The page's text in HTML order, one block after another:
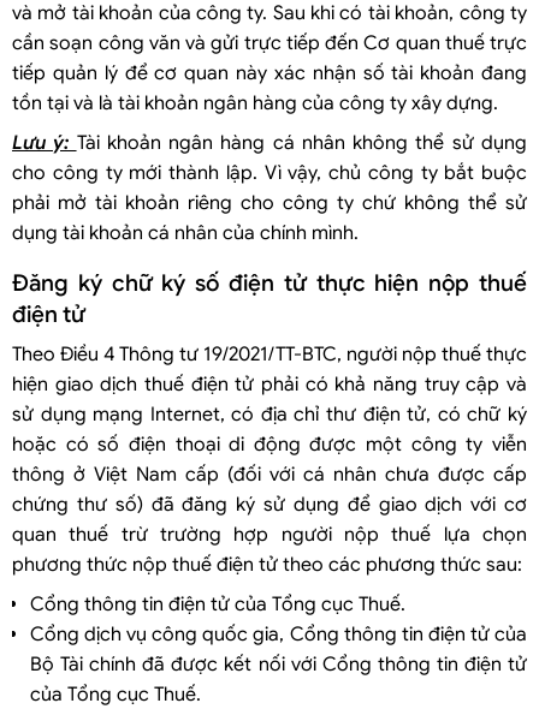
và mở tài khoản của công ty. Sau khi có tài khoản, công ty
cần soạn công văn và gửi trực tiếp đến Cơ quan thuế trực
tiếp quản lý để cơ quan này xác nhận số tài khoản đang
tồn tại và là tài khoản ngân hàng của công ty xây dựng.
Lưu ý: Tài khoản ngân hàng cá nhân không thể sử dụng
cho công ty mới thành lập. Vì vậy, chủ công ty bắt buộc
phải mở tài khoản riêng cho công ty chứ không thể sử
dụng tài khoản cá nhân của chính mình.
Đăng ký chữ ký số điện tử thực hiện nộp thuế
điện tử
Theo Điều 4 Thông tư 19/2021/TT-BTC, người nộp thuế thực
hiện giao dịch thuế điện tử phải có khả năng truy cập và
sử dụng mạng Internet, có địa chỉ thư điện tử, có chữ ký
hoặc có số điện thoại di động được một công ty viễn
thông ở Việt Nam cấp (đối với cá nhân chưa được cấp
chứng thư số) đã đăng ký sử dụng để giao dịch với cơ
quan thuế trừ trường hợp người nộp thuế lựa chọn
phương thức nộp thuế điện tử theo các phương thức sau:
Cổng thông tin điện tử của Tổng cục Thuế.
Cổng dịch vụ công quốc gia, Cổng thông tin điện tử của
Bộ Tài chính đã được kết nối với Cổng thông tin điện tử
của Tổng cục Thuế.